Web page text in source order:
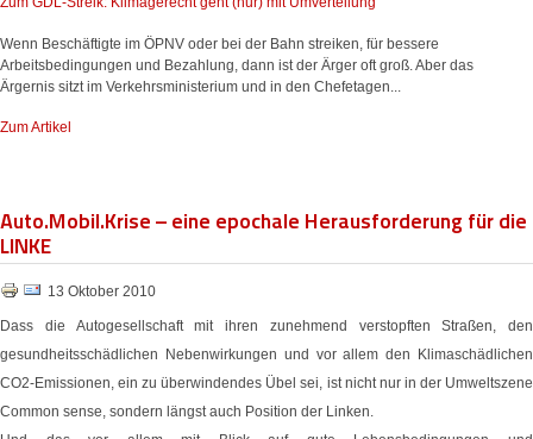
Wenn Beschäftigte im ÖPNV oder bei der Bahn streiken, für bessere
Arbeitsbedingungen und Bezahlung, dann ist der Ärger oft groß. Aber das
Ärgernis sitzt im Verkehrsministerium und in den Chefetagen...
Zum Artikel
Auto.Mobil.Krise – eine epochale Herausforderung für die
LINKE
13 Oktober 2010
Dass die Autogesellschaft mit ihren zunehmend verstopften Straßen, den
gesundheitsschädlichen Nebenwirkungen und vor allem den Klimaschädlichen
CO2-Emissionen, ein zu überwindendes Übel sei, ist nicht nur in der Umweltszene
Common sense, sondern längst auch Position der Linken.